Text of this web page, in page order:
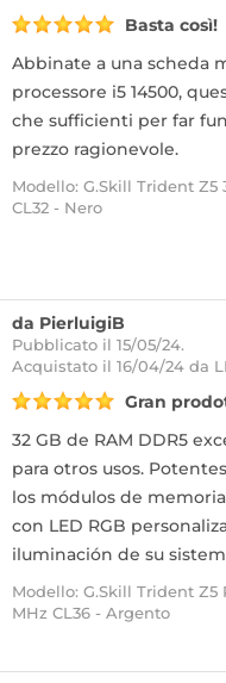
Basta così!
Abbinate a una scheda
processore i5 14500,
che sufficienti per far
prezzo ragionevole.
Modello: G.Skill Trident Z5
CL32 - Nero
da PierluigiB
Pubblicato il 15/05/24.
Acquistato il 16/04/24 da
Gran
32 GB de RAM DDR5
para otros usos.
los módulos de
con LED RGB
iluminación de su
Modello: G.Skill Trident Z5
MHz CL36 - Argento